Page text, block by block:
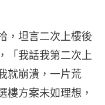
，坦言二次上樓後
「我話我第二次上
就崩潰，一片荒
樓方案未如理想，